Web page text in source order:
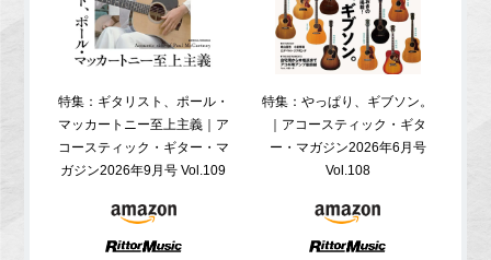
特集：ギタリスト、ポール・
マッカートニー至上主義｜ア
コースティック・ギター・マ
ガジン2026年9月号 Vol.109
特集：やっぱり、ギブソン。
｜アコースティック・ギタ
ー・マガジン2026年6月号
Vol.108